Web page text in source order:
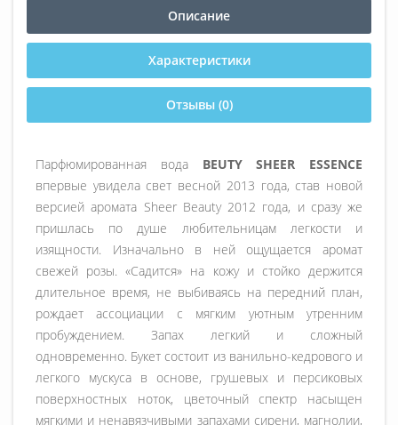
Описание
Характеристики
Отзывы (0)
Парфюмированная вода BEUTY SHEER ESSENCE
впервые увидела свет весной 2013 года, став новой
версией аромата Sheer Beauty 2012 года, и сразу же
пришлась по душе любительницам легкости и
изящности. Изначально в ней ощущается аромат
свежей розы. «Садится» на кожу и стойко держится
длительное время, не выбиваясь на передний план,
рождает ассоциации с мягким уютным утренним
пробуждением. Запах легкий и сложный
одновременно. Букет состоит из ванильно-кедрового и
легкого мускуса в основе, грушевых и персиковых
поверхностных ноток, цветочный спектр насыщен
мягкими и ненавязчивыми запахами сирени, магнолии,